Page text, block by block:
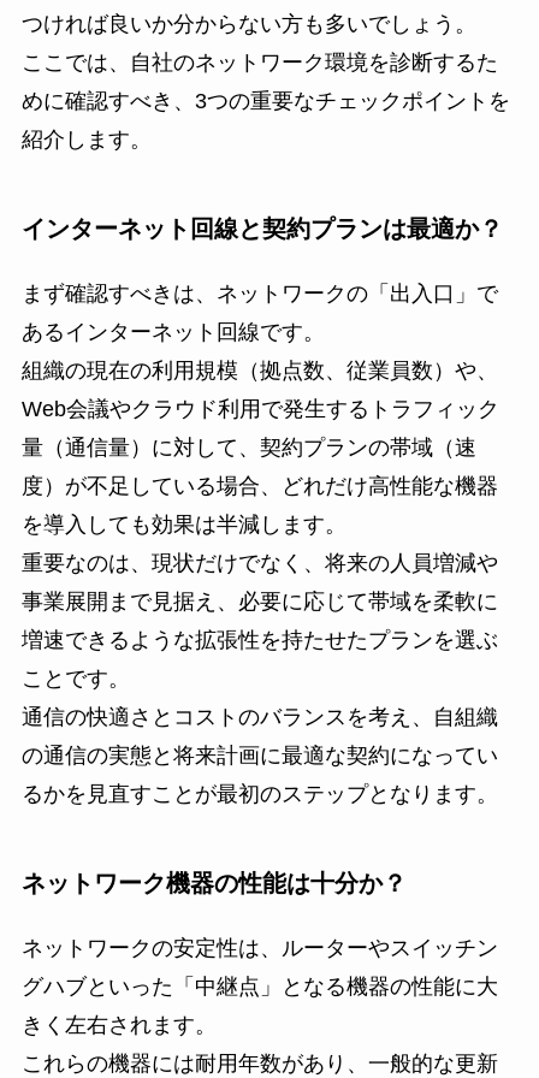
つければ良いか分からない方も多いでしょう。
ここでは、自社のネットワーク環境を診断するた
めに確認すべき、3つの重要なチェックポイントを
紹介します。
インターネット回線と契約プランは最適か？
まず確認すべきは、ネットワークの「出入口」で
あるインターネット回線です。
組織の現在の利用規模（拠点数、従業員数）や、
Web会議やクラウド利用で発生するトラフィック
量（通信量）に対して、契約プランの帯域（速
度）が不足している場合、どれだけ高性能な機器
を導入しても効果は半減します。
重要なのは、現状だけでなく、将来の人員増減や
事業展開まで見据え、必要に応じて帯域を柔軟に
増速できるような拡張性を持たせたプランを選ぶ
ことです。
通信の快適さとコストのバランスを考え、自組織
の通信の実態と将来計画に最適な契約になってい
るかを見直すことが最初のステップとなります。
ネットワーク機器の性能は十分か？
ネットワークの安定性は、ルーターやスイッチン
グハブといった「中継点」となる機器の性能に大
きく左右されます。
これらの機器には耐用年数があり、一般的な更新